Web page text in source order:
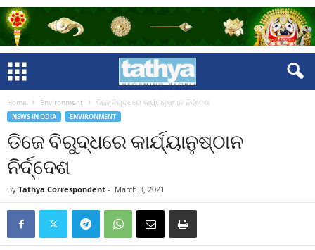
Home Environment ଡିଜେ ବିରୁଦ୍ଧରେ କାର୍ଯ୍ୟାନୁଷ୍ଠାନ ନିର୍ଦ୍ଦେଶ
NEWS IN ODIA ENVIRONMENT
ଡିଜେ ବିରୁଦ୍ଧରେ କାର୍ଯ୍ୟାନୁଷ୍ଠାନ
ନିର୍ଦ୍ଦେଶ
By Tathya Correspondent - March 3, 2021